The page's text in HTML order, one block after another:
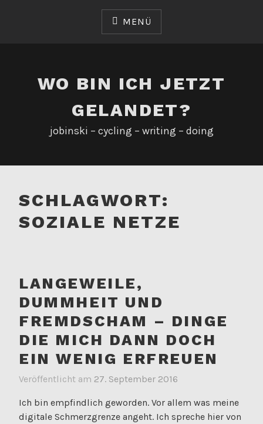
MENÜ
WO BIN ICH JETZT
GELANDET?
jobinski – cycling – writing – doing
SCHLAGWORT:
SOZIALE NETZE
LANGEWEILE,
DUMMHEIT UND
FREMDSCHAM – DINGE
DIE MICH DANN DOCH
EIN WENIG ERFREUEN
Veröffentlicht am 27. September 2016
Ich bin empfindlich geworden. Vor allem was meine
digitale Schmerzgrenze angeht. Ich spreche hier von